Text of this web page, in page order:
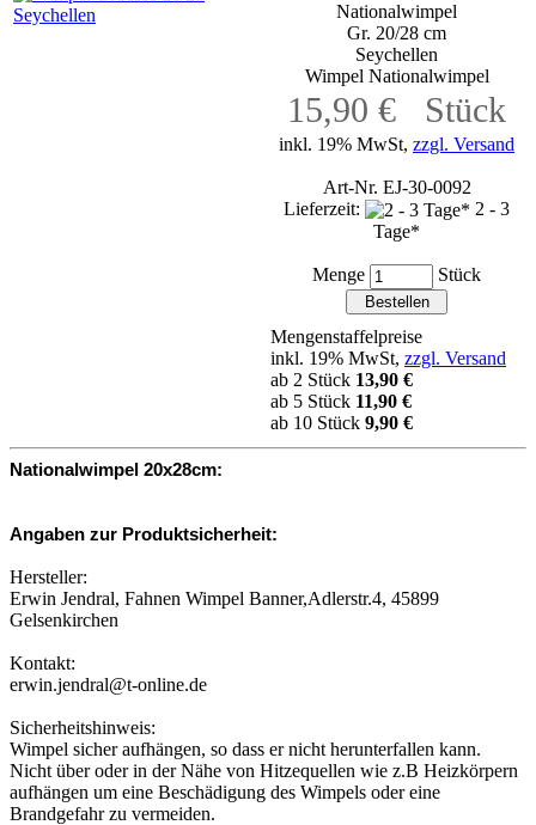
Nationalwimpel
Gr. 20/28 cm
Seychellen
Wimpel Nationalwimpel
15,90 € Stück
inkl. 19% MwSt, zzgl. Versand
Art-Nr. EJ-30-0092
Lieferzeit:
2 - 3
Tage*
Menge Stück
Mengenstaffelpreise
inkl. 19% MwSt, zzgl. Versand
ab 2 Stück 13,90 €
ab 5 Stück 11,90 €
ab 10 Stück 9,90 €
Nationalwimpel 20x28cm:
Angaben zur Produktsicherheit:
Hersteller:
Erwin Jendral, Fahnen Wimpel Banner,Adlerstr.4, 45899
Gelsenkirchen
Kontakt:
erwin.jendral@t-online.de
Sicherheitshinweis:
Wimpel sicher aufhängen, so dass er nicht herunterfallen kann.
Nicht über oder in der Nähe von Hitzequellen wie z.B Heizkörpern
aufhängen um eine Beschädigung des Wimpels oder eine
Brandgefahr zu vermeiden.